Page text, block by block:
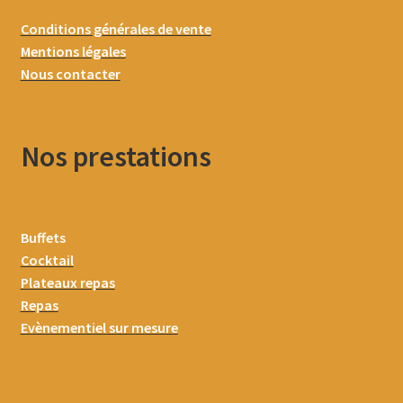
Conditions générales de vente
Mentions légales
Nous contacter
Nos prestations
Buffets
Cocktail
Plateaux repas
Repas
Evènementiel sur mesure